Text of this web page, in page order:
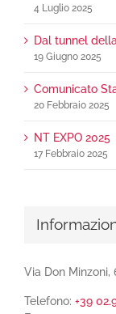
4 Luglio 2025
Dal tunnel
19 Giugno 2025
Comunicato
20 Febbraio 2025
NT EXPO 2025
17 Febbraio 2025
Via Don
Telefono: +39